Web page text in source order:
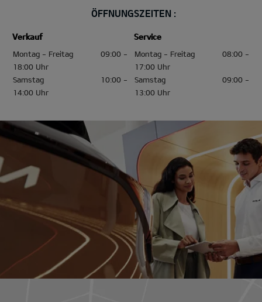
ÖFFNUNGSZEITEN :
Verkauf
Montag - Freitag
09:00 -
18:00 Uhr
Samstag
10:00 -
14:00 Uhr
Service
Montag - Freitag
08:00 -
17:00 Uhr
Samstag
09:00 -
13:00 Uhr